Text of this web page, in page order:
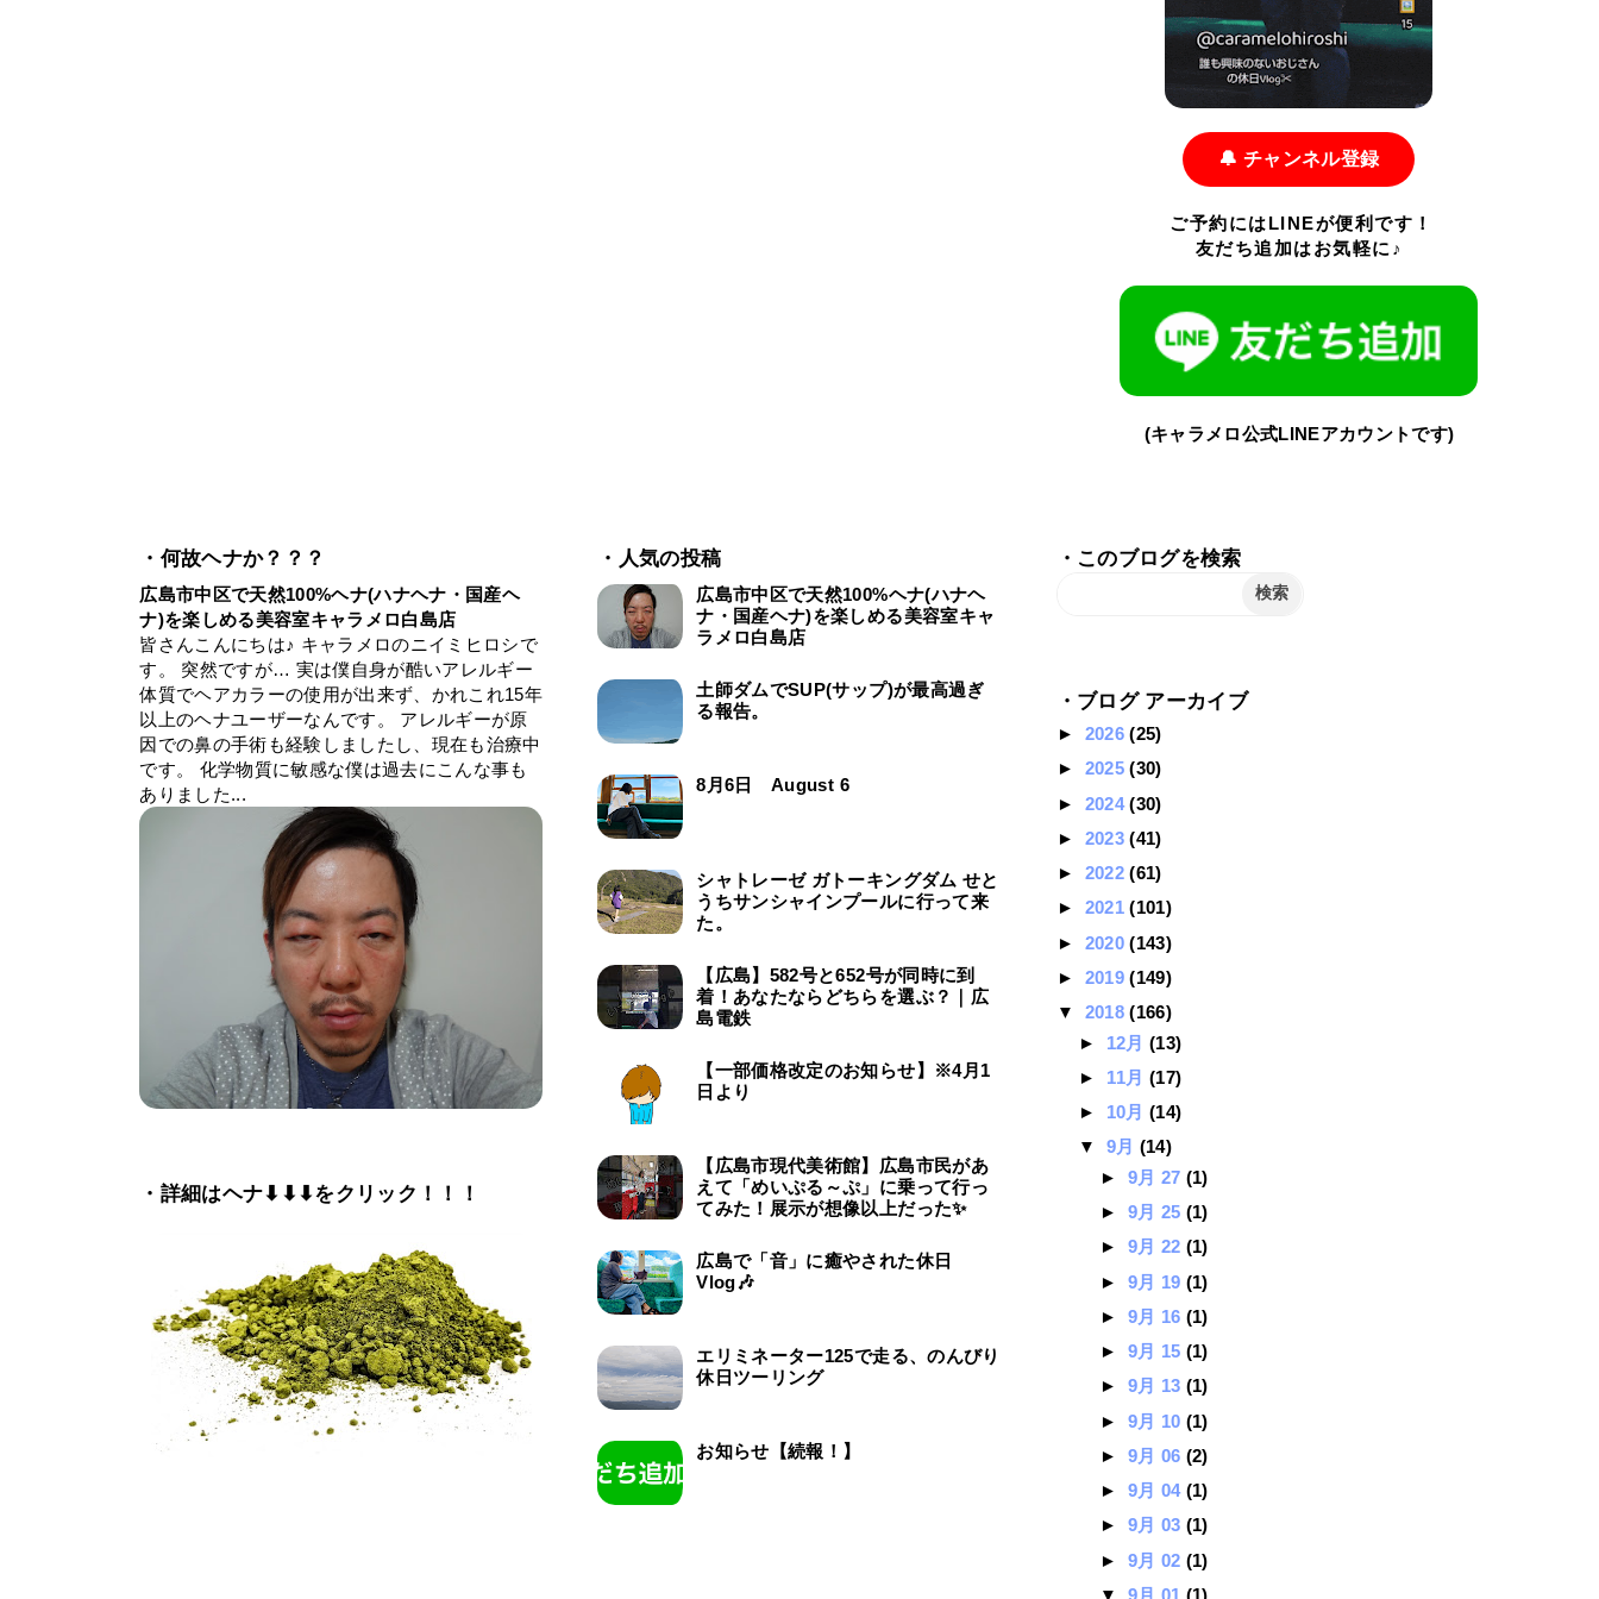
🔔 チャンネル登録
ご予約にはLINEが便利です！
友だち追加はお気軽に♪
(キャラメロ公式LINEアカウントです)
・何故ヘナか？？？
広島市中区で天然100%ヘナ(ハナヘナ・国産ヘ
ナ)を楽しめる美容室キャラメロ白島店
皆さんこんにちは♪ キャラメロのニイミヒロシで
す。 突然ですが… 実は僕自身が酷いアレルギー
体質でヘアカラーの使用が出来ず、かれこれ15年
以上のヘナユーザーなんです。 アレルギーが原
因での鼻の手術も経験しましたし、現在も治療中
です。 化学物質に敏感な僕は過去にこんな事も
ありました...
・詳細はヘナ⬇⬇⬇をクリック！！！
・人気の投稿
広島市中区で天然100%ヘナ(ハナヘ
ナ・国産ヘナ)を楽しめる美容室キャ
ラメロ白島店
土師ダムでSUP(サップ)が最高過ぎ
る報告。
8月6日 August 6
シャトレーゼ ガトーキングダム せと
うちサンシャインプールに行って来
た。
【広島】582号と652号が同時に到
着！あなたならどちらを選ぶ？｜広
島電鉄
【一部価格改定のお知らせ】※4月1
日より
【広島市現代美術館】広島市民があ
えて「めいぷる～ぷ」に乗って行っ
てみた！展示が想像以上だった✨
広島で「音」に癒やされた休日
Vlog🎶
エリミネーター125で走る、のんびり
休日ツーリング
お知らせ【続報！】
・このブログを検索
・ブログ アーカイブ
► 2026(25)
► 2025(30)
► 2024(30)
► 2023(41)
► 2022(61)
► 2021(101)
► 2020(143)
► 2019(149)
▼ 2018(166)
► 12月(13)
► 11月(17)
► 10月(14)
▼ 9月 (14)
► 9月 27 (1)
► 9月 25 (1)
► 9月 22 (1)
► 9月 19 (1)
► 9月 16 (1)
► 9月 15 (1)
► 9月 13 (1)
► 9月 10 (1)
► 9月 06 (2)
► 9月 04 (1)
► 9月 03 (1)
► 9月 02 (1)
▼ 9月 01 (1)